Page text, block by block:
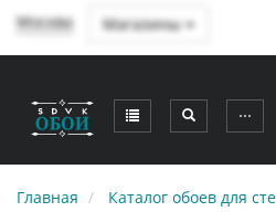
Москва Магазины
⋯
Главная Каталог обоев для